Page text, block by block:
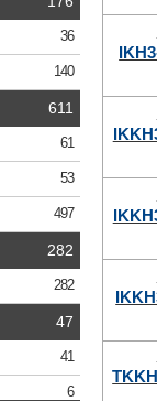
36
140
611
61
53
497
282
282
47
41
6